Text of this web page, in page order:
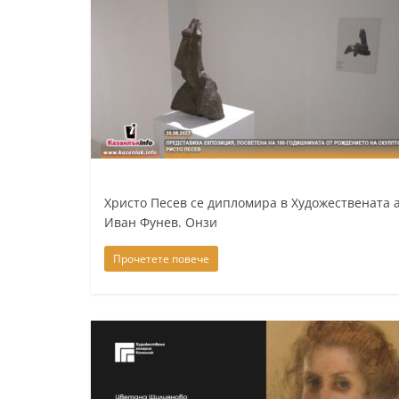
n
a
Христо Песев се дипломира в Художествената
Иван Фунев. Онзи
Прочетете повече